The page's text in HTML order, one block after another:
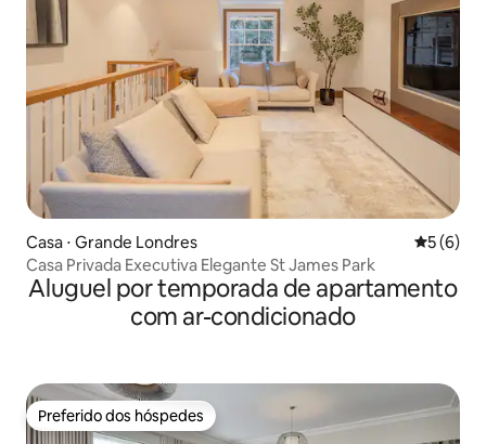
Casa ⋅ Grande Londres 5 de
5 (6)
Casa Privada Executiva Elegante St James Park
Aluguel por temporada de apartamento
com ar-condicionado
Preferido dos hóspedes
Preferido dos hóspedes